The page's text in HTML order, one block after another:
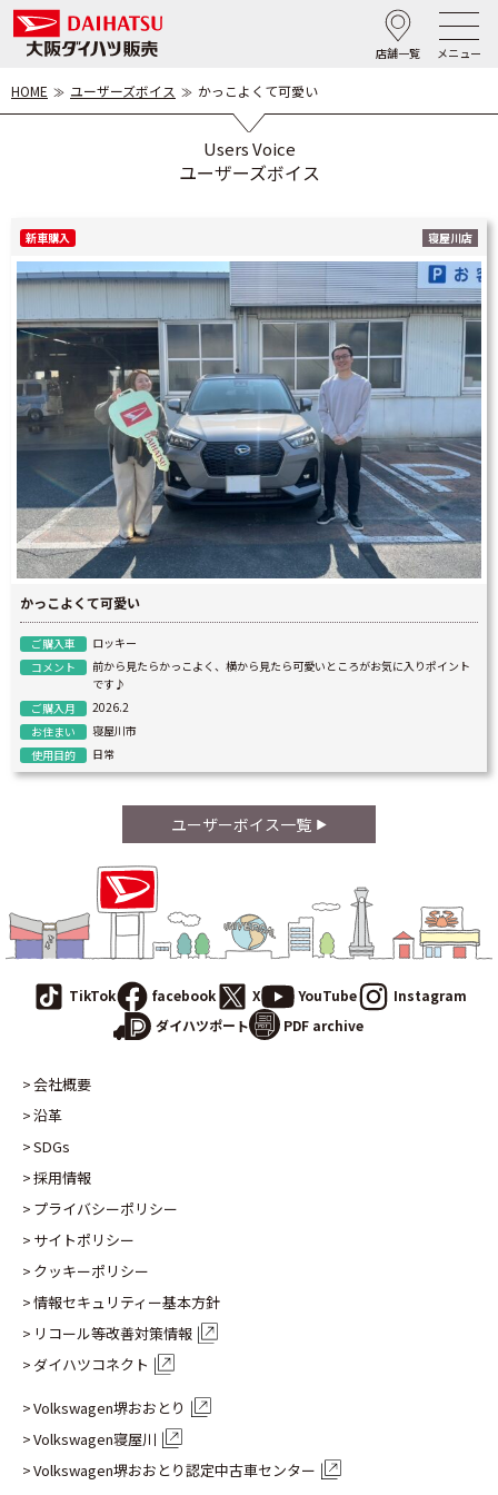
店舗一覧 メニュー
HOME ユーザーズボイス かっこよくて可愛い
Users Voice
ユーザーズボイス
新車購入 寝屋川店
かっこよくて可愛い
ご購入車
ロッキー
コメント
前から見たらかっこよく、横から見たら可愛いところがお気に入りポイント
です♪
ご購入月
2026.2
お住まい
寝屋川市
使用目的
日常
ユーザーボイス一覧
TikTok facebook X YouTube
Instagram
ダイハツポート
PDF archive
会社概要
沿革
SDGs
採用情報
プライバシーポリシー
サイトポリシー
クッキーポリシー
情報セキュリティー基本方針
リコール等改善対策情報
ダイハツコネクト
Volkswagen堺おおとり
Volkswagen寝屋川
Volkswagen堺おおとり認定中古車センター